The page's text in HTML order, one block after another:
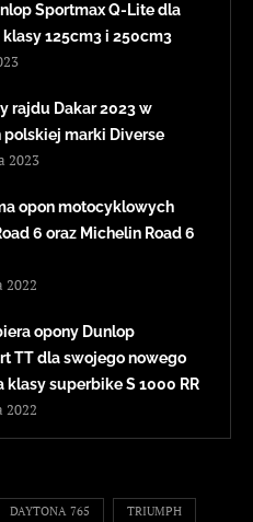
Sportmax Q-Lite dla
125cm3 i 250cm3
rajdu Dakar 2023 w
polskiej marki Diverse
2023
opon motocyklowych
6 oraz Michelin Road 6
2022
opony Dunlop
TT dla swojego nowego
klasy superbike S 1000 RR
2022
DAYTONA 765 TRIUMPH